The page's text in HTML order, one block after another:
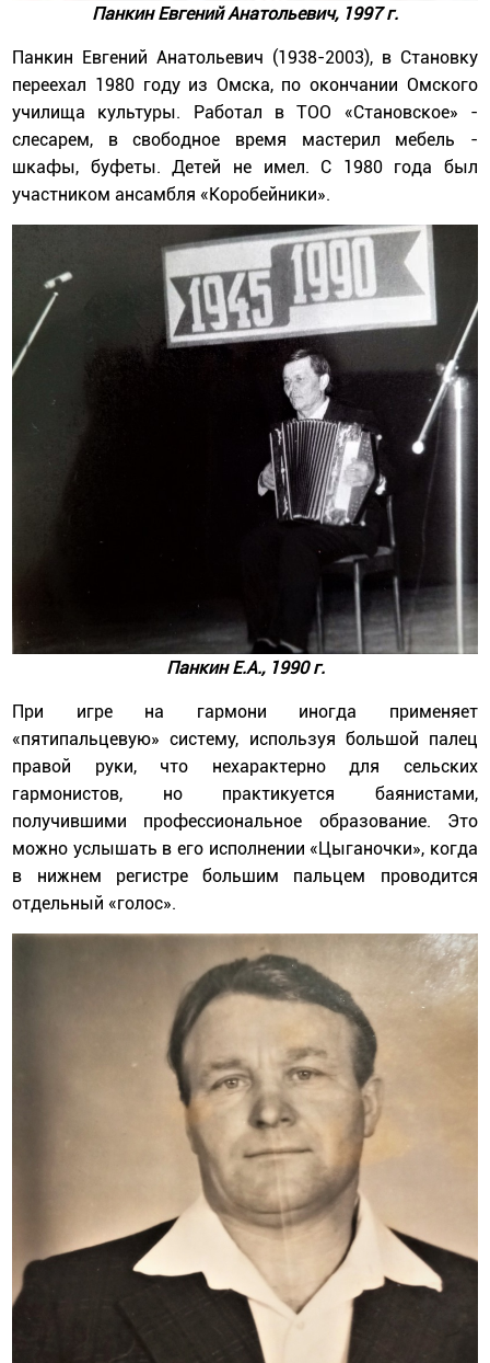
Панкин Евгений Анатольевич, 1997 г.
Панкин Евгений Анатольевич (1938-2003), в Становку
переехал 1980 году из Омска, по окончании Омского
училища культуры. Работал в ТОО «Становское» -
слесарем, в свободное время мастерил мебель -
шкафы, буфеты. Детей не имел. С 1980 года был
участником ансамбля «Коробейники».
Панкин Е.А., 1990 г.
При игре на гармони иногда применяет
«пятипальцевую» систему, используя большой палец
правой руки, что нехарактерно для сельских
гармонистов, но практикуется баянистами,
получившими профессиональное образование. Это
можно услышать в его исполнении «Цыганочки», когда
в нижнем регистре большим пальцем проводится
отдельный «голос».